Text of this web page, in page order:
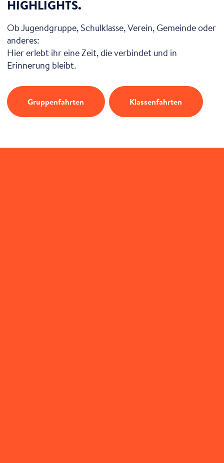
HIGHLIGHTS.
Ob Jugendgruppe, Schulklasse, Verein, Gemeinde oder
anderes:
Hier erlebt ihr eine Zeit, die verbindet und in
Erinnerung bleibt.
Gruppenfahrten Klassenfahrten